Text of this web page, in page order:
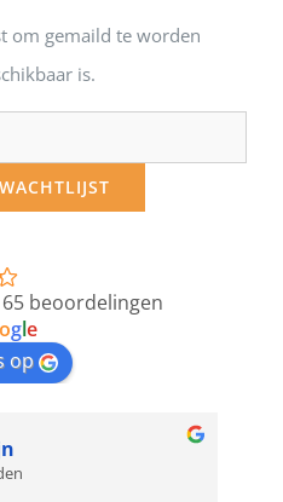
om gemaild te worden
is.
beoordelingen
ogle
op